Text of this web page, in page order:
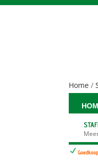
N
Home /